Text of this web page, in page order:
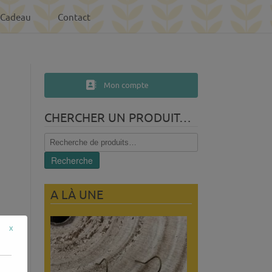
Contact
Mon compte
CHERCHER UN PRODUIT…
Recherche
pour :
Recherche
A LÀ UNE
x